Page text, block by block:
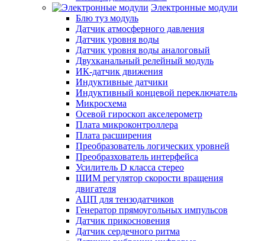
Электронные модули
Блю туз модуль
Датчик атмосферного давления
Датчик уровня воды
Датчик уровня воды аналоговый
Двухканальный релейный модуль
ИК-датчик движения
Индуктивные датчики
Индуктивный концевой переключатель
Микросхема
Осевой гироскоп акселерометр
Плата микроконтроллера
Плата расширения
Преобразователь логических уровней
Преобразхователь интерфейса
Усилитель D класса стерео
ШИМ регулятор скорости вращения
двигателя
АЦП для тензодатчиков
Генератор прямоугольных импульсов
Датчик прикосновения
Датчик сердечного ритма